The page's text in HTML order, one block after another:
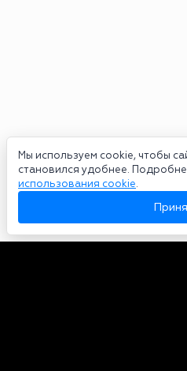
Мы используем cookie, чтобы
становился удобнее.
использования cookie.